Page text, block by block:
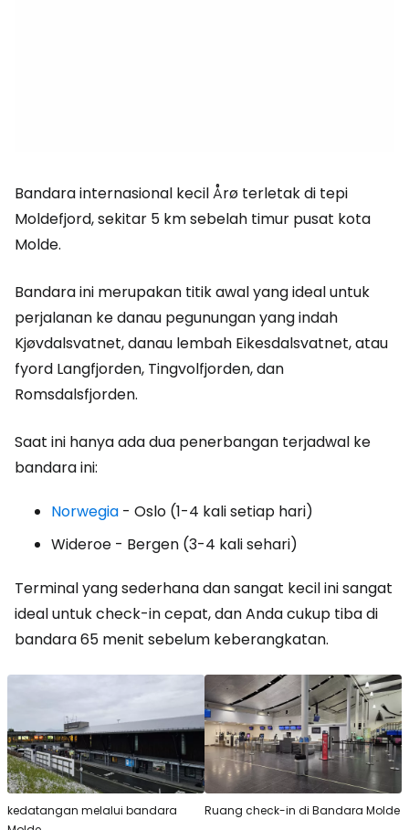
Bandara internasional kecil Årø terletak di tepi
Moldefjord, sekitar 5 km sebelah timur pusat kota
Molde.
Bandara ini merupakan titik awal yang ideal untuk
perjalanan ke danau pegunungan yang indah
Kjøvdalsvatnet, danau lembah Eikesdalsvatnet, atau
fyord Langfjorden, Tingvolfjorden, dan
Romsdalsfjorden.
Saat ini hanya ada dua penerbangan terjadwal ke
bandara ini:
Norwegia - Oslo (1-4 kali setiap hari)
Wideroe - Bergen (3-4 kali sehari)
Terminal yang sederhana dan sangat kecil ini sangat
ideal untuk check-in cepat, dan Anda cukup tiba di
bandara 65 menit sebelum keberangkatan.
kedatangan melalui bandara
Ruang check-in di Bandara Molde